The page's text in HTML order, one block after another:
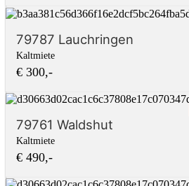
79787 Lauchringen
Kaltmiete
€ 300,-
79761 Waldshut
Kaltmiete
€ 490,-